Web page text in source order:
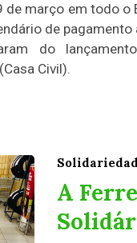
de março em todo
de
do
Civil).
A